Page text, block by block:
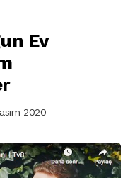
Ev
2020